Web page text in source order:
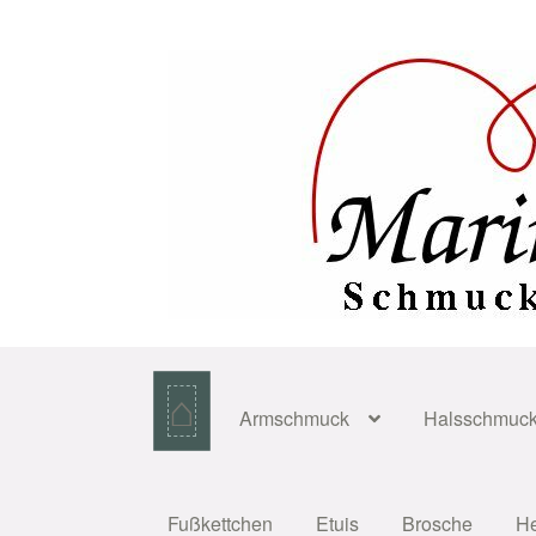
⌂ Armschmuck
Fußkettchen Etuis Brosche